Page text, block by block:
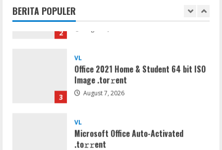
BERITA POPULER
2
Image .tоr𝚛еnt
August 7, 2026
.tо𝚛𝚛еnt
August 7, 2026